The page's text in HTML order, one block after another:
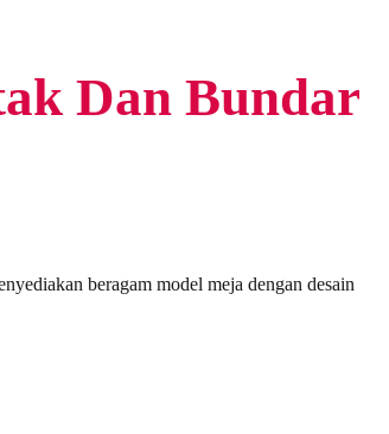
Dan Bundar
beragam model meja dengan desain